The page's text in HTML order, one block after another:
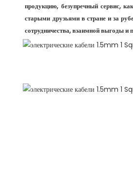
продукцию, безупречный сервис,
старыми друзьями в стране и за